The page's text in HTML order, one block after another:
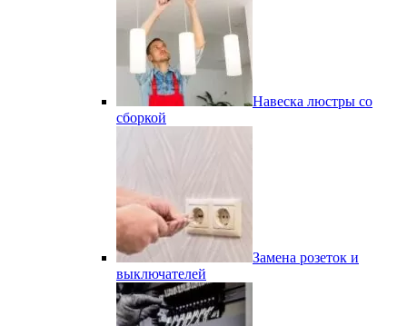
Навеска люстры со
сборкой
Замена розеток и
выключателей